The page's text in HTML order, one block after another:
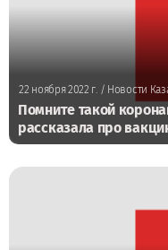
22 ноября 2022 г./ Новости
Помните такой
рассказала про